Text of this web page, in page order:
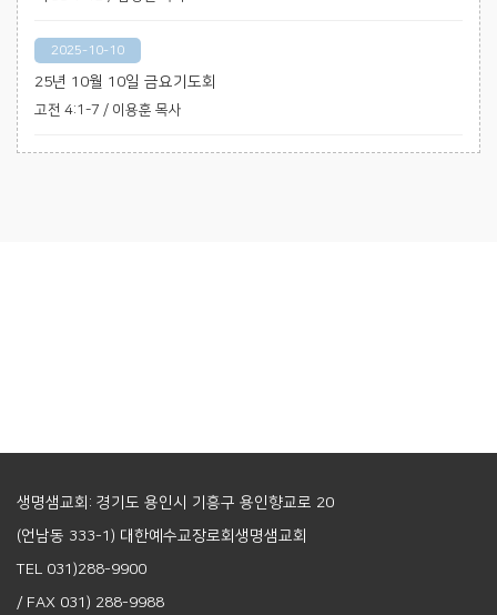
2025-10-10
25년 10월 10일 금요기도회
고전 4:1-7 / 이용훈 목사
생명샘교회: 경기도 용인시 기흥구 용인향교로 20
(언남동 333-1) 대한예수교장로회생명샘교회
TEL 031)288-9900
/ FAX 031) 288-9988